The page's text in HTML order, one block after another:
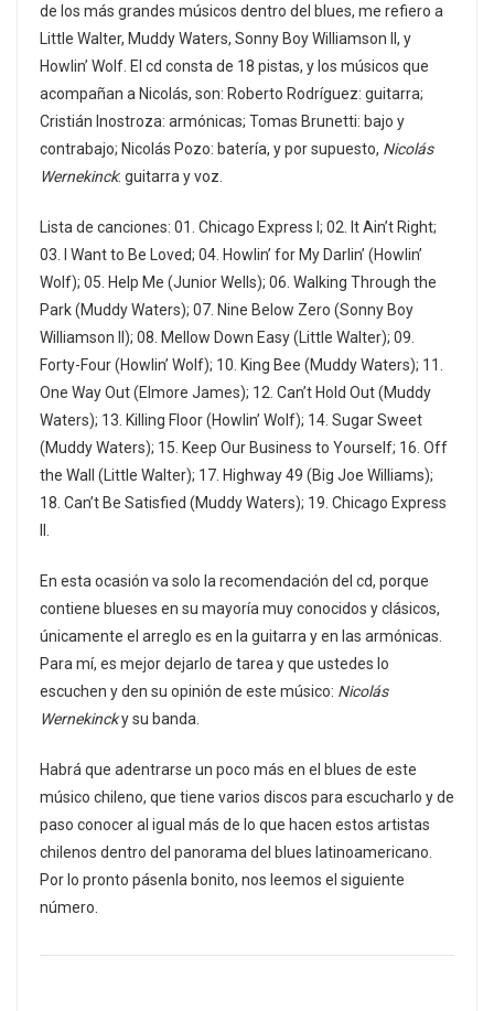
de los más grandes músicos dentro del blues, me refiero a
Little Walter, Muddy Waters, Sonny Boy Williamson ll, y
Howlin’ Wolf. El cd consta de 18 pistas, y los músicos que
acompañan a Nicolás, son: Roberto Rodríguez: guitarra;
Cristián Inostroza: armónicas; Tomas Brunetti: bajo y
contrabajo; Nicolás Pozo: batería, y por supuesto, Nicolás
Wernekinck: guitarra y voz.
Lista de canciones: 01. Chicago Express I; 02. It Ain’t Right;
03. I Want to Be Loved; 04. Howlin’ for My Darlin’ (Howlin’
Wolf); 05. Help Me (Junior Wells); 06. Walking Through the
Park (Muddy Waters); 07. Nine Below Zero (Sonny Boy
Williamson II); 08. Mellow Down Easy (Little Walter); 09.
Forty-Four (Howlin’ Wolf); 10. King Bee (Muddy Waters); 11.
One Way Out (Elmore James); 12. Can’t Hold Out (Muddy
Waters); 13. Killing Floor (Howlin’ Wolf); 14. Sugar Sweet
(Muddy Waters); 15. Keep Our Business to Yourself; 16. Off
the Wall (Little Walter); 17. Highway 49 (Big Joe Williams);
18. Can’t Be Satisfied (Muddy Waters); 19. Chicago Express
En esta ocasión va solo la recomendación del cd, porque
contiene blueses en su mayoría muy conocidos y clásicos,
únicamente el arreglo es en la guitarra y en las armónicas.
Para mí, es mejor dejarlo de tarea y que ustedes lo
escuchen y den su opinión de este músico: Nicolás
Wernekincky su banda.
Habrá que adentrarse un poco más en el blues de este
músico chileno, que tiene varios discos para escucharlo y de
paso conocer al igual más de lo que hacen estos artistas
chilenos dentro del panorama del blues latinoamericano.
Por lo pronto pásenla bonito, nos leemos el siguiente
número.